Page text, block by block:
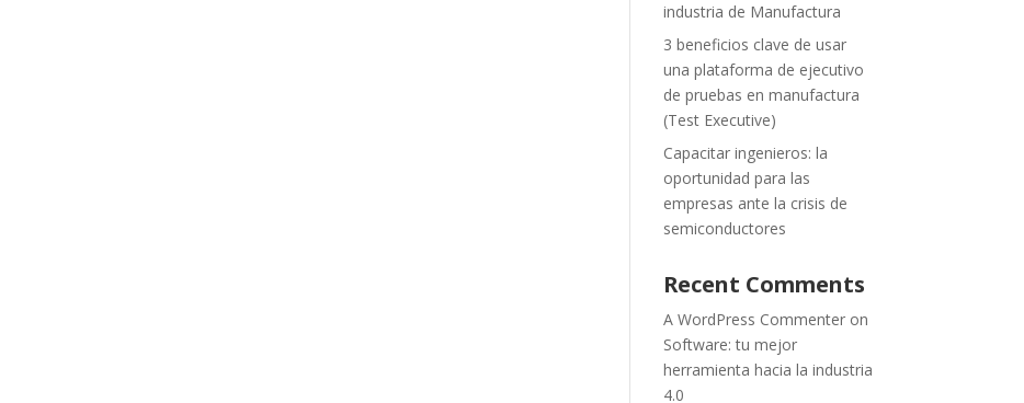
industria de Manufactura
3 beneficios clave de usar
una plataforma de ejecutivo
de pruebas en manufactura
(Test Executive)
Capacitar ingenieros: la
oportunidad para las
empresas ante la crisis de
semiconductores
Recent Comments
A WordPress Commenter on
Software: tu mejor
herramienta hacia la industria
4.0